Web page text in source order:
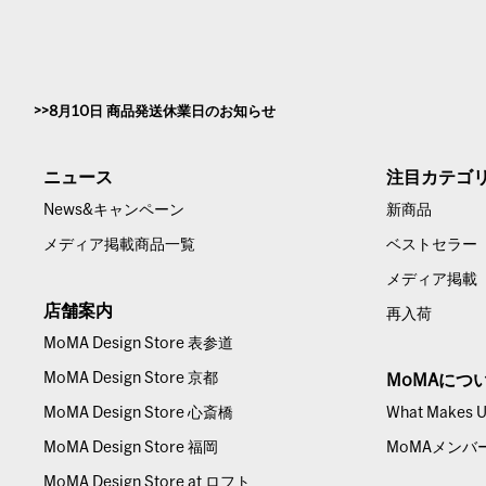
8月10日 商品発送休業日のお知らせ
ニュース
News&キャンペーン
メディア掲載商品一覧
店舗案内
MoMA Design Store 表参道
MoMA Design Store 京都
MoMA Design Store 心斎橋
MoMA Design Store 福岡
MoMA Design Store at ロフト
注目カテゴ
新商品
ベストセラー
メディア掲載
再入荷
MoMAにつ
What Makes
MoMAメンバ